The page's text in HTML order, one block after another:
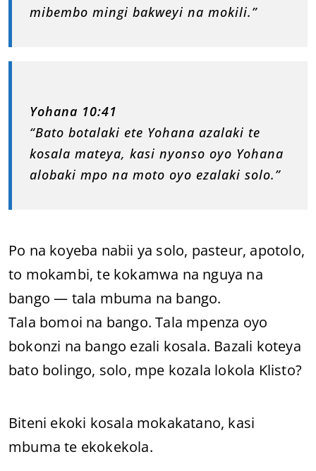
mibembo mingi bakweyi na mokili.”
Yohana 10:41
“Bato botalaki ete Yohana azalaki te
kosala mateya, kasi nyonso oyo Yohana
alobaki mpo na moto oyo ezalaki solo.”
Po na koyeba nabii ya solo, pasteur, apotolo,
to mokambi, te kokamwa na nguya na
bango — tala mbuma na bango.
Tala bomoi na bango. Tala mpenza oyo
bokonzi na bango ezali kosala. Bazali koteya
bato bolingo, solo, mpe kozala lokola Klisto?
Biteni ekoki kosala mokakatano, kasi
mbuma te ekokekola.